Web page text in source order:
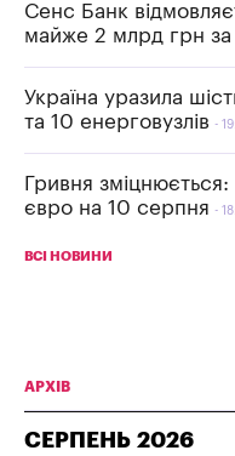
Сенс Банк
майже 2 млрд грн
Україна уразила
та 10 енерговузлів
Гривня
євро на 10 серпня
ВСІ НОВИНИ
АРХІВ
СЕРПЕНЬ 2026